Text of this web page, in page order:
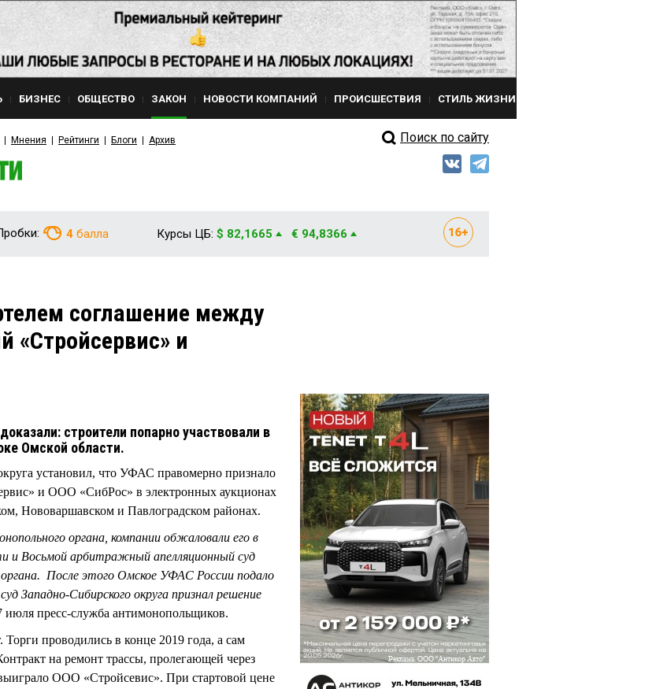
БИЗНЕС ОБЩЕСТВО ЗАКОН НОВОСТИ КОМПАНИЙ ПРОИСШЕСТВИЯ СТИЛЬ ЖИЗНИ
Мнения Рейтинги Блоги Архив Поиск по сайту
4 балла Курсы ЦБ: $ 82,1665 € 94,8366
соглашение между
«Стройсервис» и
строители попарно участвовали в
Омской области.
установил, что УФАС правомерно признало
и ООО «СибРос» в электронных аукционах
Нововаршавском и Павлоградском районах.
органа, компании обжаловали его в
и Восьмой арбитражный апелляционный суд
После этого Омское УФАС России подало
Западно-Сибирского округа признал решение
пресс-служба антимонопольщиков.
Торги проводились в конце 2019 года, а сам
на ремонт трассы, пролегающей через
ООО «Стройсевис». При стартовой цене